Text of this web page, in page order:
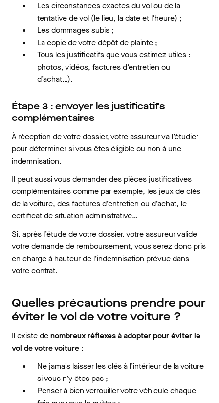
Les circonstances exactes du vol ou de la
tentative de vol (le lieu, la date et l’heure) ;
Les dommages subis ;
La copie de votre dépôt de plainte ;
Tous les justificatifs que vous estimez utiles :
photos, vidéos, factures d’entretien ou
d’achat…).
Étape 3 : envoyer les justificatifs
complémentaires
À réception de votre dossier, votre assureur va l’étudier
pour déterminer si vous êtes éligible ou non à une
indemnisation.
Il peut aussi vous demander des pièces justificatives
complémentaires comme par exemple, les jeux de clés
de la voiture, des factures d’entretien ou d’achat, le
certificat de situation administrative…
Si, après l’étude de votre dossier, votre assureur valide
votre demande de remboursement, vous serez donc pris
en charge à hauteur de l’indemnisation prévue dans
votre contrat.
Quelles précautions prendre pour
éviter le vol de votre voiture ?
Il existe denombreux réflexes à adopter pour éviter le
vol de votre voiture :
Ne jamais laisser les clés à l’intérieur de la voiture
si vous n’y êtes pas ;
Penser à bien verrouiller votre véhicule chaque